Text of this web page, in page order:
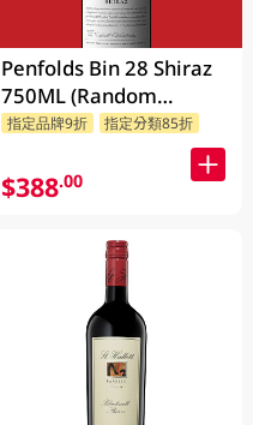
Penfolds Bin 28 Shiraz
750ML (Random
Packaging)
指定品牌9折 指定分類85折
$388.00